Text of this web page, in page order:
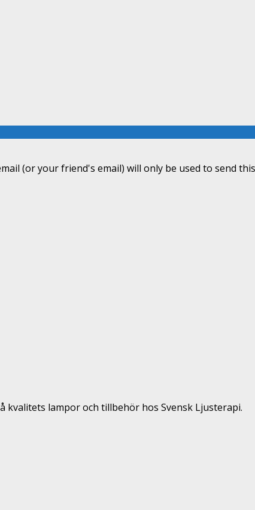
(or your friend's email) will only be used to send
kvalitets lampor och tillbehör hos Svensk Ljusterapi.